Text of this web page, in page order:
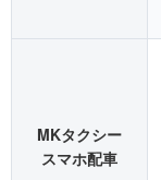
MKタクシー
スマホ配車